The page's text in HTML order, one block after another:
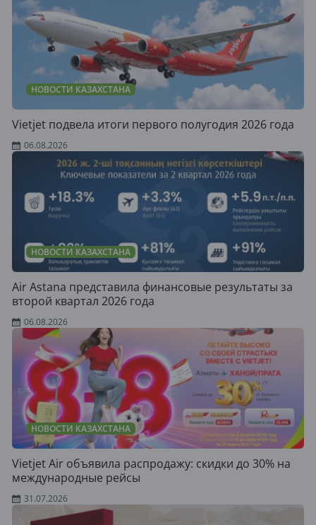
НОВОСТИ КАЗАХСТАНА
Vietjet подвела итоги первого полугодия 2026 года
06.08.2026
НОВОСТИ КАЗАХСТАНА
Air Astana представила финансовые результаты за
второй квартал 2026 года
06.08.2026
НОВОСТИ КАЗАХСТАНА
Vietjet Air объявила распродажу: скидки до 30% на
международные рейсы
31.07.2026